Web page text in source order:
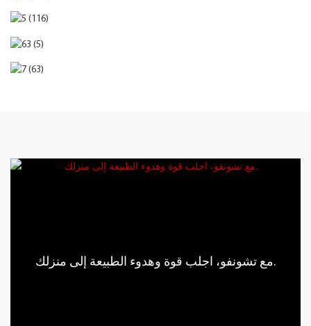
مع تشونفو، اجلب قوة وهدوء الطبيعة إلى منزلك.